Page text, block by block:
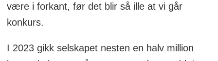
være i forkant, før det blir så ille at vi går
konkurs.
I 2023 gikk selskapet nesten en halv million